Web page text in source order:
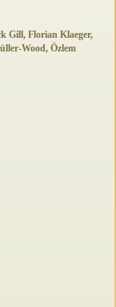
Gill, Florian Klaeger,
Wood, Özlem